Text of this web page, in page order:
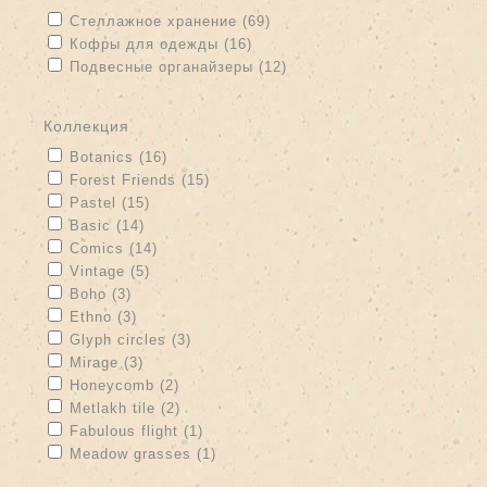
Apply Стеллажное хранение filter
Стеллажное хранение (69) Apply Стеллажное хранение
Apply Кофры для одежды filter
Кофры для одежды (16) Apply Кофры для одежды filter
Apply Подвесные органайзеры filter
Подвесные органайзеры (12)
Apply Подвесные органайзеры filter
коллекция
Apply Botanics filter
Botanics (16) Apply Botanics filter
Apply Forest Friends filter
Forest Friends (15)
Apply Pastel filter
Pastel (15)
Apply Basic filter
Basic (14) Apply Basic filter
Apply Comics filter
Comics (14) Apply Comics filter
Apply Vintage filter
Vintage (5) Apply Vintage filter
Apply Boho filter
Boho (3)
Apply Ethno filter
Ethno (3) Apply Ethno filter
Apply Glyph circles filter
Glyph circles (3) Apply Glyph circles filter
Apply Mirage filter
Mirage (3)
Apply Honeycomb filter
Honeycomb (2) Apply Honeycomb filter
Apply Metlakh tile filter
Metlakh tile (2) Apply Metlakh tile filter
Apply Fabulous flight filter
Fabulous flight (1) Apply Fabulous flight filter
Apply Meadow grasses filter
Meadow grasses (1) Apply Meadow grasses filter